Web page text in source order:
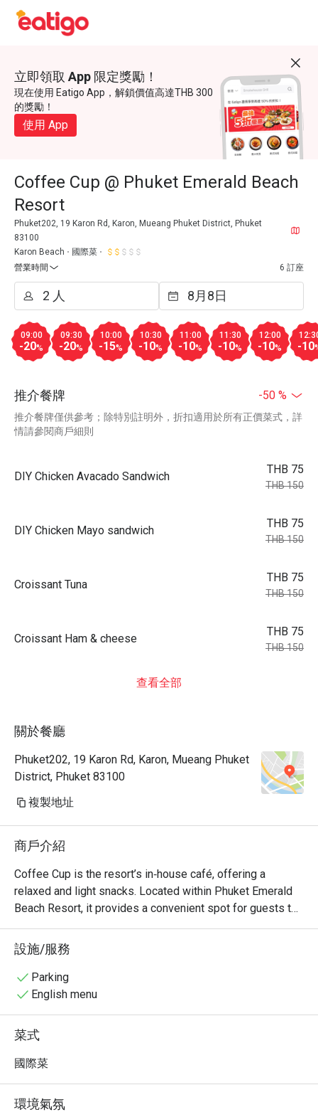
立即領取 App 限定獎勵！
現在使用 Eatigo App，解鎖價值高達THB 300
的獎勵！
使用 App
Coffee Cup @ Phuket Emerald Beach
Resort
Phuket202, 19 Karon Rd, Karon, Mueang Phuket District, Phuket
83100
Karon Beach
國際菜
營業時間
6 訂座
09:00
-20%
09:30
-20%
10:00
-15%
10:30
-10%
11:00
-10%
11:30
-10%
12:00
-10% -10
推介餐牌 -50 %
推介餐牌僅供參考；除特別註明外，折扣適用於所有正價菜式，詳
情請參閱商戶細則
DIY Chicken Avacado Sandwich
THB 75
THB 150
DIY Chicken Mayo sandwich
THB 75
THB 150
Croissant Tuna
THB 75
THB 150
Croissant Ham & cheese
THB 75
THB 150
查看全部
關於餐廳
Phuket202, 19 Karon Rd, Karon, Mueang Phuket
District, Phuket 83100
複製地址
商戶介紹
Coffee Cup is the resort’s in‑house café, offering a
relaxed and light snacks. Located within Phuket Emerald
Beach Resort, it provides a convenient spot for guests to
unwind after swimming, beach time, or enjoying resort
amenities. The café is family‑friendly and fits well with the
resort’s vacation atmosphere, ideal for casual
refreshments
設施/服務
Parking
English menu
菜式
國際菜
環境氣氛